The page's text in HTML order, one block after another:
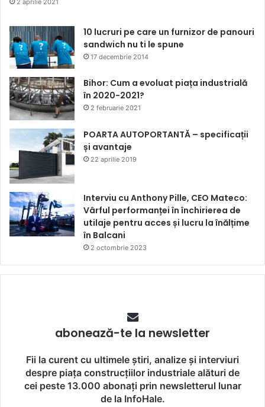
10 lucruri pe care un furnizor de panouri
sandwich nu ti le spune
17 decembrie 2014
Bihor: Cum a evoluat piața industrială
în 2020-2021?
2 februarie 2021
POARTA AUTOPORTANTĂ – specificații
și avantaje
22 aprilie 2019
Interviu cu Anthony Pille, CEO Mateco:
Vârful performanței în închirierea de
utilaje pentru acces și lucru la înălțime
în Balcani
2 octombrie 2023
abonează-te la newsletter
Fii la curent cu ultimele știri, analize și interviuri
despre piața construcțiilor industriale alături de
cei peste 13.000 abonați prin newsletterul lunar
de la InfoHale.